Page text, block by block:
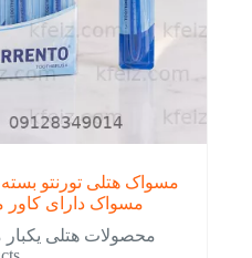
مسواک دارای